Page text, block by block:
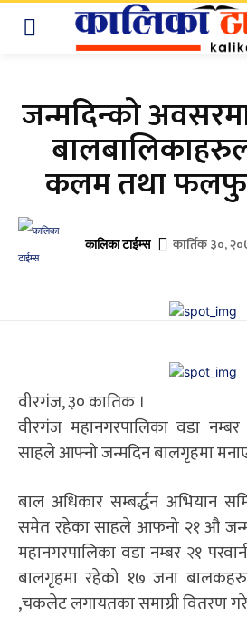
जन्मदिन्को
कलम तथा
कालिका टाईम्स कार्तिक ३०,
वीरगंज, ३० कातिक ।
वीरगंज महानगरपालिका वडा
साहले आफ्नो जन्मदिन बालगृहमा
बाल अधिकार सम्बर्द्धन अभियान
समेत रहेका साहले आफनो २१ औ
महानगरपालिका वडा नम्बर २१
बालगृहमा रहेको १७ जना
,चकलेट लगायतका समाग्री वितरण